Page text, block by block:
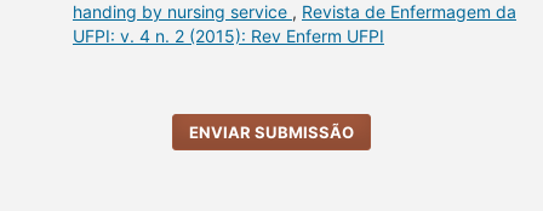
handing by nursing service , Revista de Enfermagem da
UFPI: v. 4 n. 2 (2015): Rev Enferm UFPI
ENVIAR SUBMISSÃO